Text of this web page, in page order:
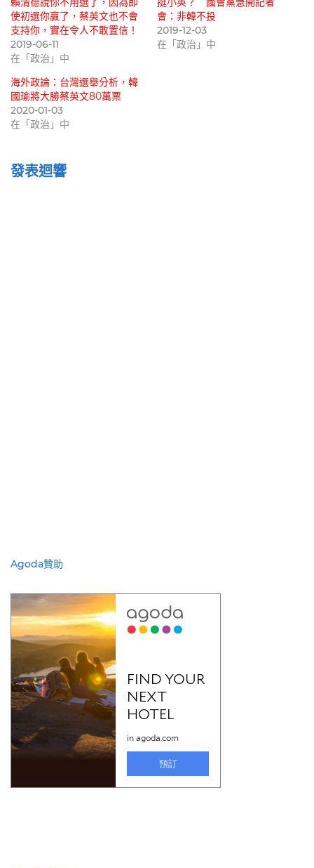
使初選你贏了，蔡英文也不會
支持你，實在令人不敢置信！
2019-06-11
在「政治」中
會：非韓不投
2019-12-03
在「政治」中
海外政論：台灣選舉分析，韓
國瑜將大勝蔡英文80萬票
2020-01-03
在「政治」中
發表迴響
Agoda贊助